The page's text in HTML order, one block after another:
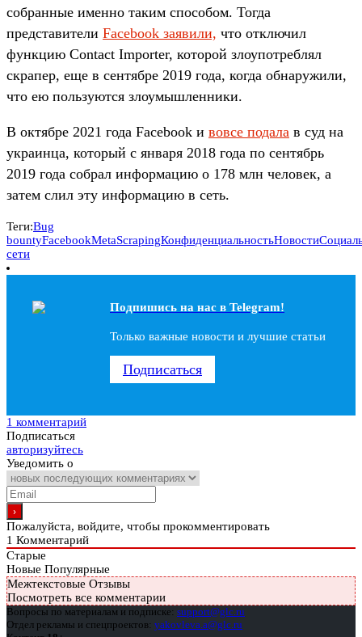
собранные именно таким способом. Тогда
представители Facebook заявили, что отключил
функцию Contact Importer, которой злоупотреблял
скрапер, еще в сентябре 2019 года, когда обнаружили,
что ею пользуются злоумышленники.
В октябре 2021 года Facebook и вовсе подала в суд на
украинца, который с января 2018 года по сентябрь
2019 года собрал информацию о 178 млн человек, а
затем слил эту информацию в сеть.
Теги:Bug
bountyFacebookMetaScrapingКонфиденциальностьНовости
сети
Подпишись на наc в Telegram!
Только важные новости и лучшие статьи
Подписаться
1 комментарий
Подписаться
авторизуйтесь
Уведомить о
Пожалуйста, войдите, чтобы прокомментировать
1 Комментарий
Старые
Новые Популярные
Межтекстовые Отзывы
Посмотреть все комментарии
Вопросы по материалам и подписке: support@glc.ru
Отдел рекламы и спецпроектов: yakovleva.a@glc.ru